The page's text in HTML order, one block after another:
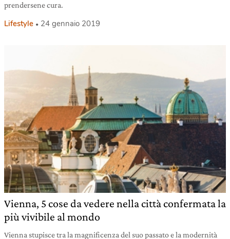
prendersene cura.
Lifestyle 24 gennaio 2019
Vienna, 5 cose da vedere nella città confermata la
più vivibile al mondo
Vienna stupisce tra la magnificenza del suo passato e la modernità